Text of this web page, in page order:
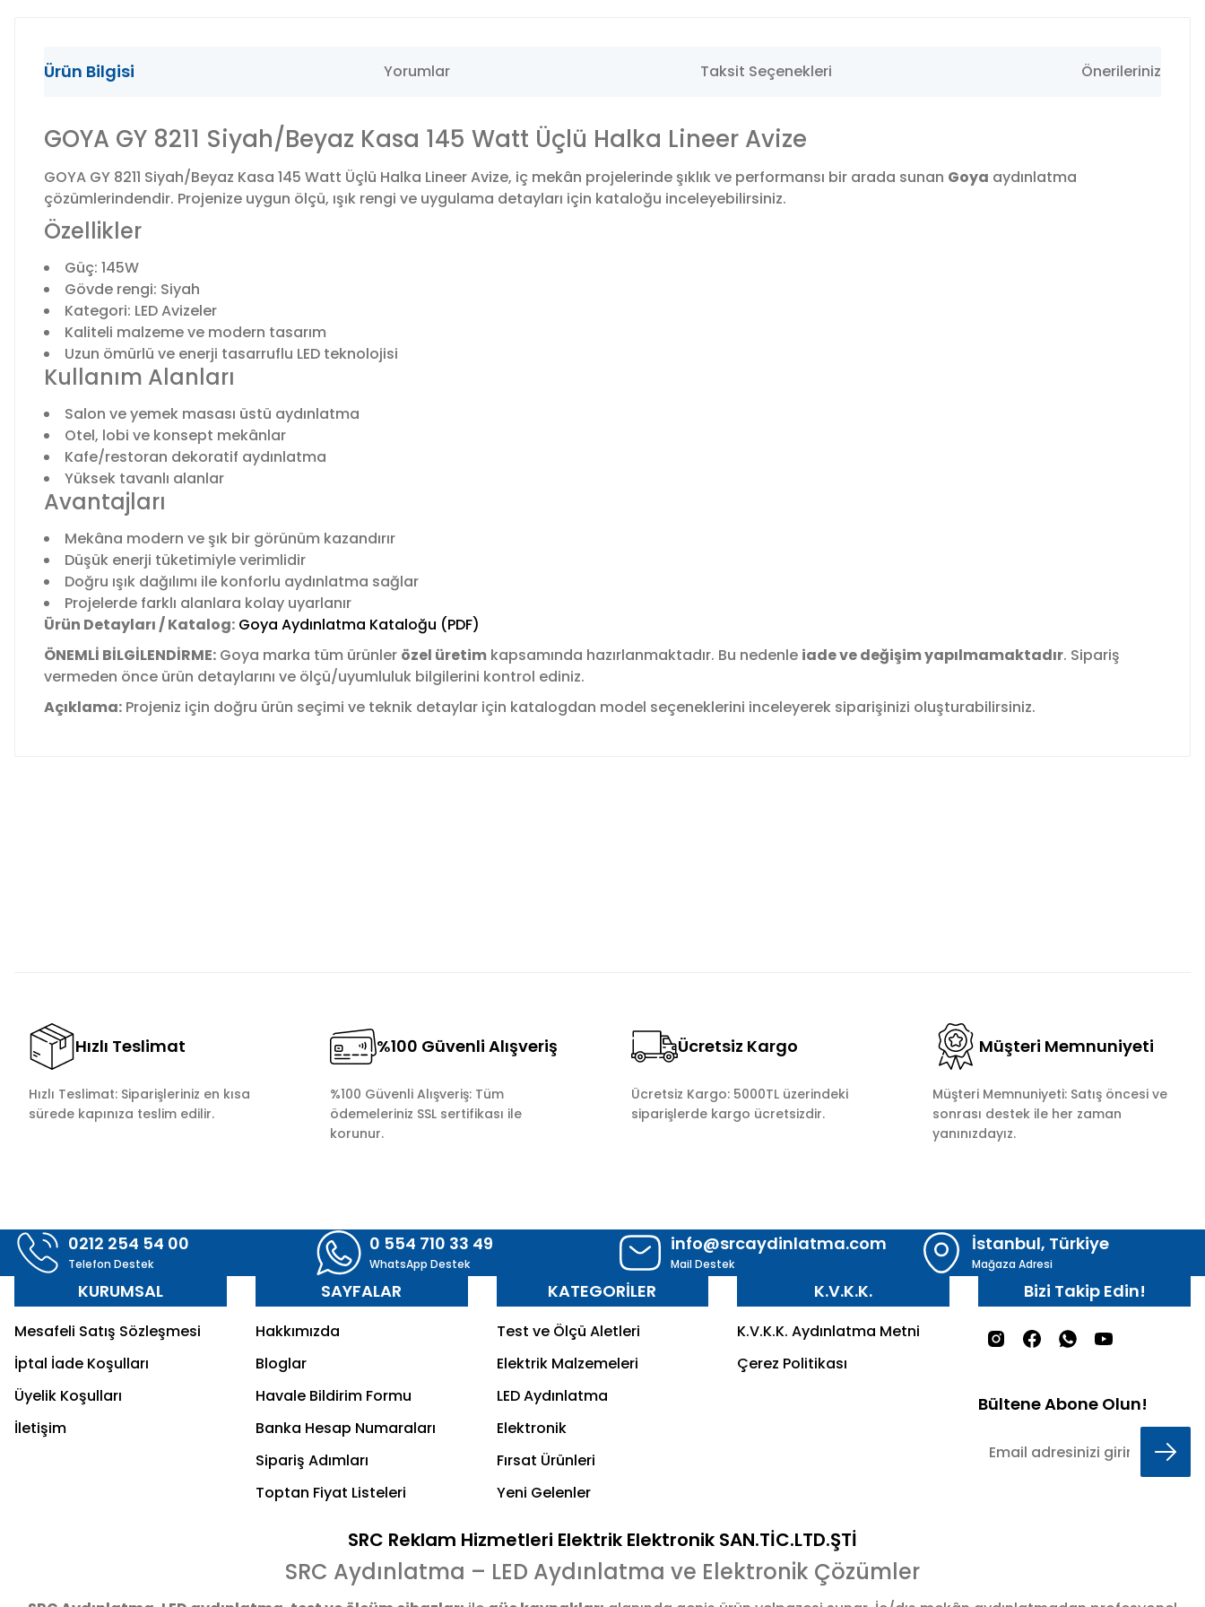
Ürün Bilgisi Yorumlar Taksit Seçenekleri Önerileriniz
GOYA GY 8211 Siyah/Beyaz Kasa 145 Watt Üçlü Halka Lineer Avize
GOYA GY 8211 Siyah/Beyaz Kasa 145 Watt Üçlü Halka Lineer Avize, iç mekân projelerinde şıklık ve performansı bir arada sunan Goya aydınlatma
çözümlerindendir. Projenize uygun ölçü, ışık rengi ve uygulama detayları için kataloğu inceleyebilirsiniz.
Özellikler
Güç: 145W
Gövde rengi: Siyah
Kategori: LED Avizeler
Kaliteli malzeme ve modern tasarım
Uzun ömürlü ve enerji tasarruflu LED teknolojisi
Kullanım Alanları
Salon ve yemek masası üstü aydınlatma
Otel, lobi ve konsept mekânlar
Kafe/restoran dekoratif aydınlatma
Yüksek tavanlı alanlar
Avantajları
Mekâna modern ve şık bir görünüm kazandırır
Düşük enerji tüketimiyle verimlidir
Doğru ışık dağılımı ile konforlu aydınlatma sağlar
Projelerde farklı alanlara kolay uyarlanır
Ürün Detayları / Katalog: Goya Aydınlatma Kataloğu (PDF)
ÖNEMLİ BİLGİLENDİRME: Goya marka tüm ürünler özel üretim kapsamında hazırlanmaktadır. Bu nedenle iade ve değişim yapılmamaktadır. Sipariş
vermeden önce ürün detaylarını ve ölçü/uyumluluk bilgilerini kontrol ediniz.
Açıklama: Projeniz için doğru ürün seçimi ve teknik detaylar için katalogdan model seçeneklerini inceleyerek siparişinizi oluşturabilirsiniz.
Hızlı Teslimat
Hızlı Teslimat: Siparişleriniz en kısa
sürede kapınıza teslim edilir.
%100 Güvenli Alışveriş
%100 Güvenli Alışveriş: Tüm
ödemeleriniz SSL sertifikası ile
korunur.
Ücretsiz Kargo
Ücretsiz Kargo: 5000TL üzerindeki
siparişlerde kargo ücretsizdir.
Müşteri Memnuniyeti
Müşteri Memnuniyeti: Satış öncesi ve
sonrası destek ile her zaman
yanınızdayız.
0212 254 54 00
Telefon Destek
0 554 710 33 49
WhatsApp Destek
info@srcaydinlatma.com
Mail Destek
İstanbul, Türkiye
Mağaza Adresi
KURUMSAL
Mesafeli Satış Sözleşmesi
İptal İade Koşulları
Üyelik Koşulları
İletişim
SAYFALAR
Hakkımızda
Bloglar
Havale Bildirim Formu
Banka Hesap Numaraları
Sipariş Adımları
Toptan Fiyat Listeleri
KATEGORİLER
Test ve Ölçü Aletleri
Elektrik Malzemeleri
LED Aydınlatma
Elektronik
Fırsat Ürünleri
Yeni Gelenler
K.V.K.K.
K.V.K.K. Aydınlatma Metni
Çerez Politikası
Bizi Takip Edin!
Bültene Abone Olun!
SRC Reklam Hizmetleri Elektrik Elektronik SAN.TİC.LTD.ŞTİ
SRC Aydınlatma – LED Aydınlatma ve Elektronik Çözümler